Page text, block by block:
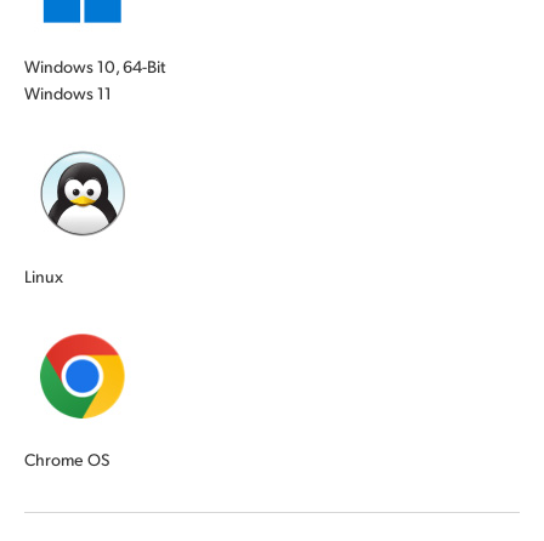
Windows 10, 64-Bit
Windows 11
Linux
Chrome OS